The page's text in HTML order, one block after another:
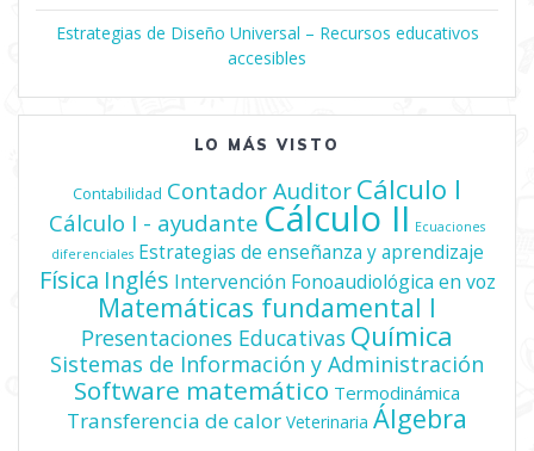
Estrategias de Diseño Universal – Recursos educativos
accesibles
LO MÁS VISTO
Contabilidad Contador Auditor Cálculo I
Cálculo I - ayudante Cálculo II Ecuaciones
diferenciales Estrategias de enseñanza y aprendizaje
Física Inglés Intervención Fonoaudiológica en voz
Matemáticas fundamental I
Presentaciones Educativas Química
Sistemas de Información y Administración
Software matemático Termodinámica
Transferencia de calor Veterinaria Álgebra